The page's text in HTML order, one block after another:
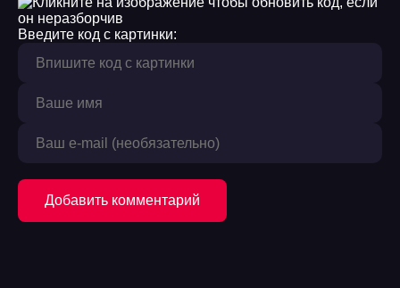
Введите код с картинки:
Добавить комментарий